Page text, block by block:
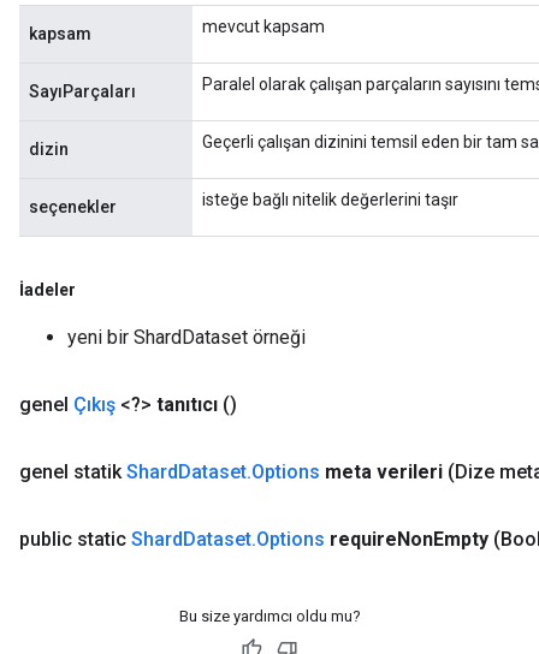
kapsam mevcut kapsam
SayıParçaları Paralel olarak çalışan parçaların sayısını
dizin Geçerli çalışan dizinini temsil eden bir tam
seçenekler isteğe bağlı nitelik değerlerini taşır
İadeler
yeni bir ShardDataset örneği
genel Çıkış <?> tanıtıcı ()
genel statikShardDataset.Options meta verileri (Dize
public static ShardDataset.Options requireNonEmpty
Bu size yardımcı oldu mu?